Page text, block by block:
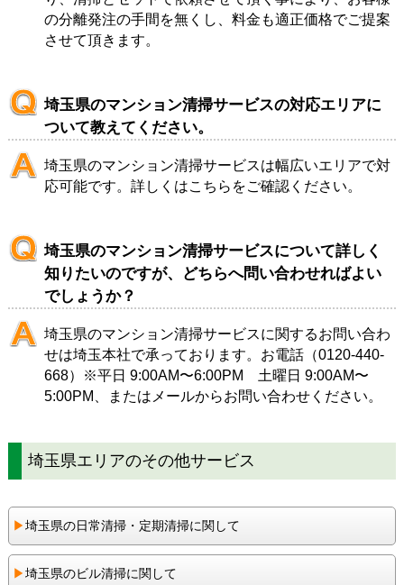
の分離発注の手間を無くし、料金も適正価格でご提案
させて頂きます。
埼玉県のマンション清掃サービスの対応エリアに
ついて教えてください。
埼玉県のマンション清掃サービスは幅広いエリアで対
応可能です。詳しくはこちら をご確認ください。
埼玉県のマンション清掃サービスについて詳しく
知りたいのですが、どちらへ問い合わせればよい
でしょうか？
埼玉県のマンション清掃サービスに関するお問い合わ
せは埼玉本社で承っております。お電話（0120-440-
668）※平日 9:00AM〜6:00PM 土曜日 9:00AM〜
5:00PM、または メールからお問い合わせください。
埼玉県エリアのその他サービス
▶︎埼玉県の日常清掃・定期清掃に関して
▶︎埼玉県のビル清掃に関して